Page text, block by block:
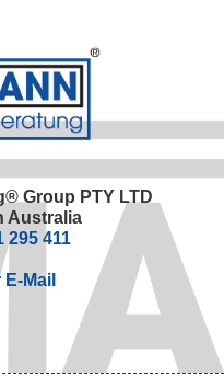
Group PTY LTD
Australia
295 411
Mail